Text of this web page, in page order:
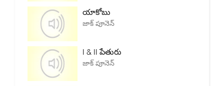
యాకోబు
జాక్ పూనెన్
I & II పేతురు
జాక్ పూనెన్